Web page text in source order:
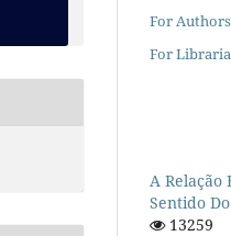
For Authors
For
A Relação
Sentido
13259